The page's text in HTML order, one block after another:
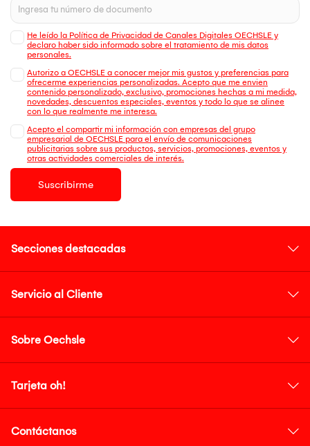
He leído la Política de Privacidad de Canales Digitales OECHSLE y
declaro haber sido informado sobre el tratamiento de mis datos
personales.
Autorizo a OECHSLE a conocer mejor mis gustos y preferencias para
ofrecerme experiencias personalizadas. Acepto que me envien
contenido personalizado, exclusivo, promociones hechas a mi medida,
novedades, descuentos especiales, eventos y todo lo que se alinee
con lo que realmente me interesa.
Acepto el compartir mi información con empresas del grupo
empresarial de OECHSLE para el envío de comunicaciones
publicitarias sobre sus productos, servicios, promociones, eventos y
otras actividades comerciales de interés.
Suscribirme
Secciones destacadas
Servicio al Cliente
Sobre Oechsle
Tarjeta oh!
Contáctanos